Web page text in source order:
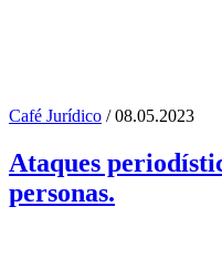
Violencia
Café Jurídico / 08.05.2023
Ataques
personas.